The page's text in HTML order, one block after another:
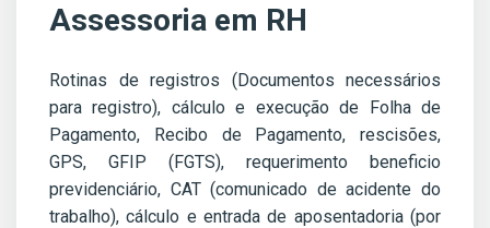
Assessoria em RH
Rotinas de registros (Documentos necessários
para registro), cálculo e execução de Folha de
Pagamento, Recibo de Pagamento, rescisões,
GPS, GFIP (FGTS), requerimento beneficio
previdenciário, CAT (comunicado de acidente do
trabalho), cálculo e entrada de aposentadoria (por